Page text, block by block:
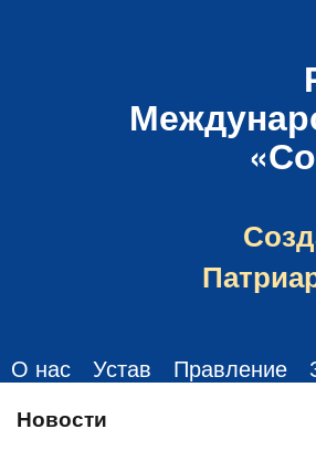
О нас Устав Правление
Новости